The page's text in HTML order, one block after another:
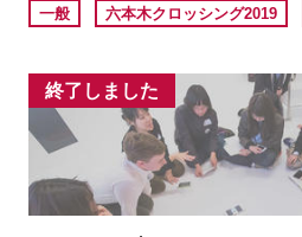
一般 六本木クロッシング2019
終了しました